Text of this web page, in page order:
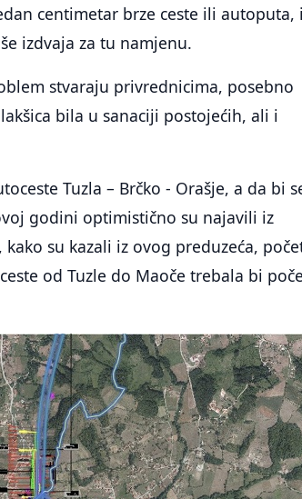
centimetar brze ceste ili autoputa,
izdvaja za tu namjenu.
stvaraju privrednicima, posebno
bila u sanaciji postojećih, ali i
Tuzla – Brčko - Orašje, a da bi
godini optimistično su najavili iz
su kazali iz ovog preduzeća,
od Tuzle do Maoče trebala bi